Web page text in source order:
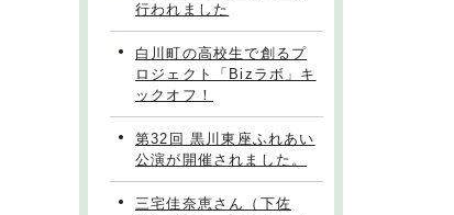
行われました
白川町の高校生で創るプ
ロジェクト「Bizラボ」キ
ックオフ！
第32回 黒川東座ふれあい
公演が開催されました。
三宅佳奈恵さん（下佐